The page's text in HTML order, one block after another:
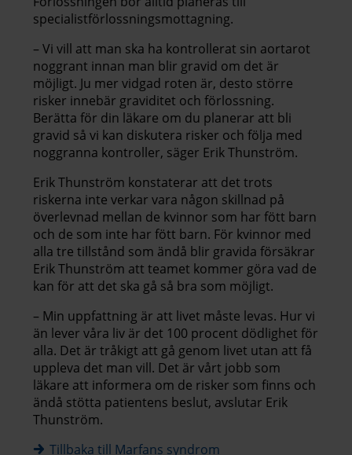
specialistförlossningsmottagning.
– Vi vill att man ska ha kontrollerat sin aortarot
noggrant innan man blir gravid om det är
möjligt. Ju mer vidgad roten är, desto större
risker innebär graviditet och förlossning.
Berätta för din läkare om du planerar att bli
gravid så vi kan diskutera risker och följa med
noggranna kontroller, säger Erik Thunström.
Erik Thunström konstaterar att det trots
riskerna inte verkar vara någon skillnad på
överlevnad mellan de kvinnor som har fött barn
och de som inte har fött barn. För kvinnor med
alla tre tillstånd som ändå blir gravida försäkrar
Erik Thunström att teamet kommer göra vad de
kan för att det ska gå så bra som möjligt.
– Min uppfattning är att livet måste levas. Hur vi
än lever våra liv är det 100 procent dödlighet för
alla. Det är tråkigt att gå genom livet utan att få
uppleva det man vill. Det är vårt jobb som
läkare att informera om de risker som finns och
ändå stötta patientens beslut, avslutar Erik
Thunström.
Tillbaka till Marfans syndrom